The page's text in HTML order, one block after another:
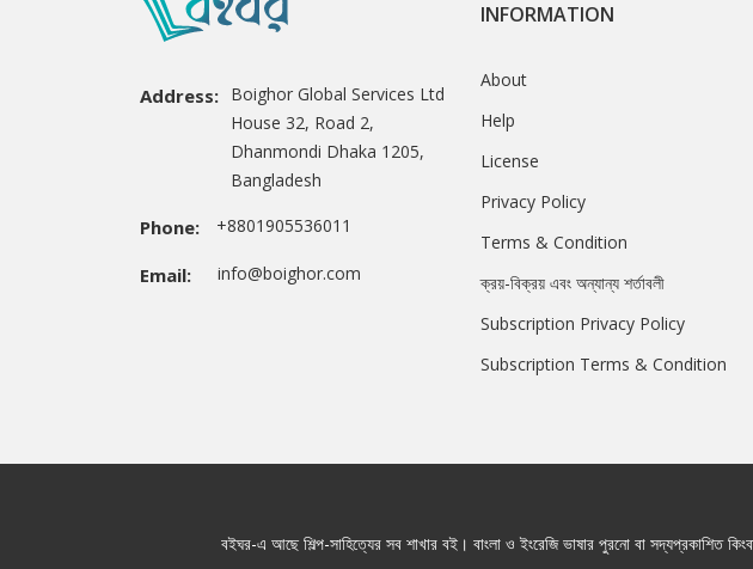
Address: Boighor Global Services Ltd
House 32, Road 2,
Dhanmondi Dhaka 1205,
Bangladesh
Phone: +8801905536011
Email: info@boighor.com
INFORMATION
About
Help
License
Privacy Policy
Terms & Condition
ক্রয়-বিক্রয় এবং অন্যান্য শর্তাবলী
Subscription Privacy Policy
Subscription Terms & Condition
বইঘর-এ আছে শিল্প-সাহিত্যের সব শাখার বই। বাংলা ও ইংরেজি ভাষার পুরনো বা